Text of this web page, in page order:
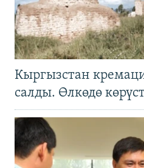
Кыргызстан
салды. Өлкөдө